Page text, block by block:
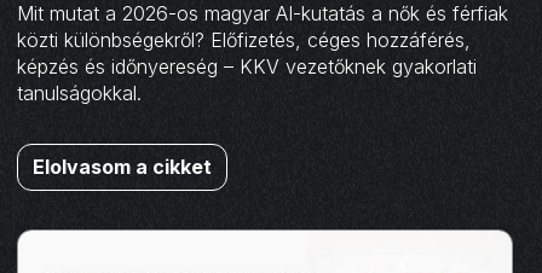
Mit mutat a 2026-os magyar AI-kutatás a nők és férfiak
közti különbségekről? Előfizetés, céges hozzáférés,
képzés és időnyereség – KKV vezetőknek gyakorlati
tanulságokkal.
Elolvasom a cikket